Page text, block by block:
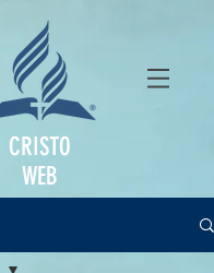
CRISTO
WEB